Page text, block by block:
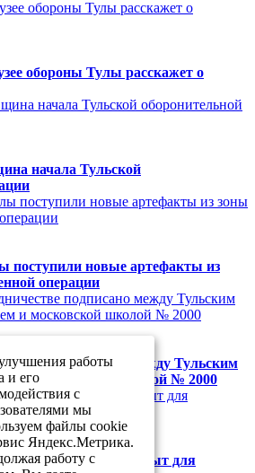
обороны Тулы расскажет о
начала Тульской
поступили новые артефакты из
операции
подписано между Тульским
и московской школой № 2000
Тулы будет закрыт для
работы
и его
с
мы
файлы cookie
Яндекс.Метрика.
работу с